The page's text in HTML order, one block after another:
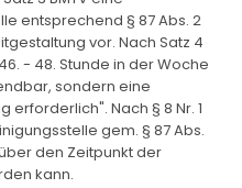
entsprechend § 87 Abs. 2
vor. Nach Satz 4
- 48. Stunde in der Woche
sondern eine
Nach § 8 Nr. 1
gem. § 87 Abs.
den Zeitpunkt der
kann.